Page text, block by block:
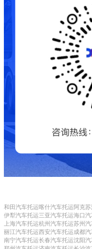
和田汽车托运喀什汽车托运 阿克
伊犁汽车托运三亚汽车托运海口
上海汽车托运杭州汽车托运苏州
丽江汽车托运西安汽车托运成都
南宁汽车托运长春汽车托运沈阳